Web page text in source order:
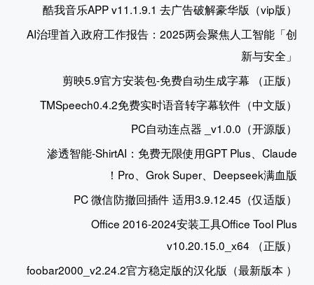
酷我音乐APP v11.1.9.1 去广告破解豪华版（vip版）
AI治理首入政府工作报告：2025两会聚焦人工智能「创
新与安全」
剪映5.9官方安装包-免费自动生成字幕 （正版）
TMSpeech0.4.2免费实时语音转字幕软件（中文版）
PC自动连点器 _v1.0.0（开源版）
渗透智能-ShirtAI：免费无限使用GPT Plus、Claude
Pro、Grok Super、Deepseek满血版！
PC 微信防撤回插件 适用3.9.12.45（仅适版）
Office 2016-2024安装工具Office Tool Plus
v10.20.15.0_x64 （正版）
foobar2000_v2.24.2官方稳定版的汉化版（最新版本 ）